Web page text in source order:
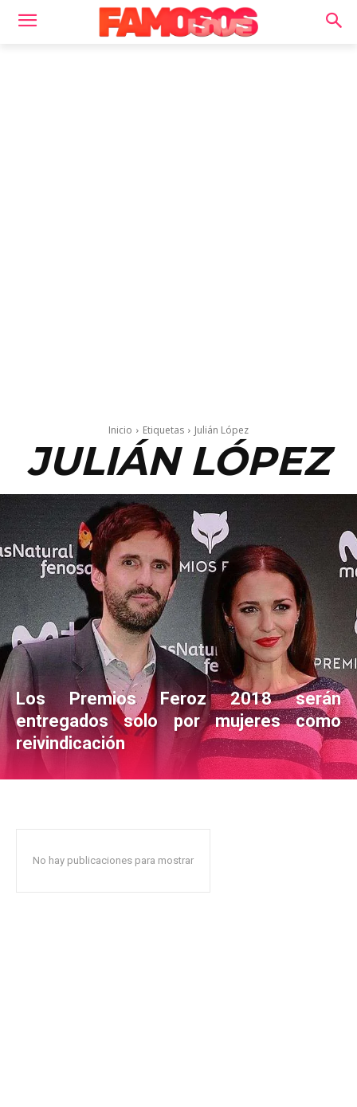
Inicio Etiquetas Julián López
JULIÁN LÓPEZ
Los Premios Feroz 2018 serán
entregados solo por mujeres como
reivindicación
No hay publicaciones para mostrar